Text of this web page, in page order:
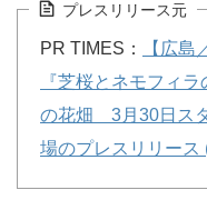
プレスリリース元
PR TIMES：
【広
『芝桜とネモフィ
の花畑 3月30日ス
場のプレスリリース